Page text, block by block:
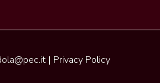
| Privacy Policy